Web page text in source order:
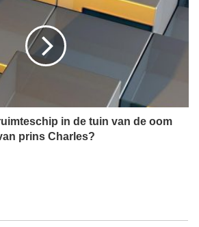
in de tuin van de oom
prins Charles?